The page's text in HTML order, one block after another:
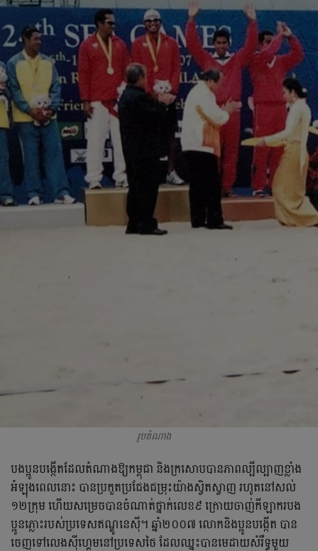
រូបតំណាង
បងប្អូនបង្កើតដែលតំណាងឱ្យកម្ពុជា និងក្រសោបបានភាពល្បីល្បាញខ្លាំង
អំឡុងពេលនោះ បានប្រកួតប្រជែងជម្រុះយ៉ាងស្វិតស្វាញ រហូតនៅ​សល់​
១២​ក្រុម​ ហើយសម្រេចបានចំណាត់ថ្នាក់លេខ៩​ ក្រោយចាញ់កីឡាករបង
ប្អូនភ្លោះរបស់ប្រទេសឥណ្ឌូនេស៊ី។ ឆ្នាំ​២០០៧ លោក​និង​ប្អូន​បង្កើត បាន​
ចេញ​ទៅ​លេង​ស៊ីហ្គេម​នៅ​ប្រទេស​ថៃ ដែល​ឈ្នះ​បាន​មេដាយ​សំរឹទ្ធ​មួយ​